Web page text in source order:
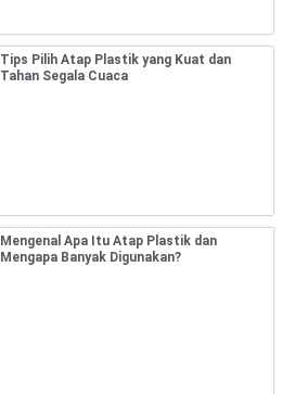
Tips Pilih Atap Plastik yang Kuat dan
Tahan Segala Cuaca
Mengenal Apa Itu Atap Plastik dan
Mengapa Banyak Digunakan?